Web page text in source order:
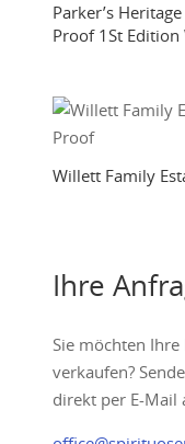
Parker’s
Proof 1St Edition
Willett Family
Ihre
Sie möchten
verkaufen?
direkt per E-Mail